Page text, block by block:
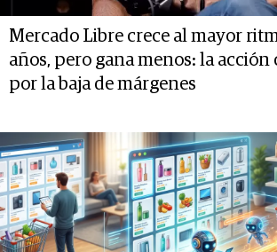
Mercado Libre crece al mayor
años, pero gana menos: la acción
por la baja de márgenes